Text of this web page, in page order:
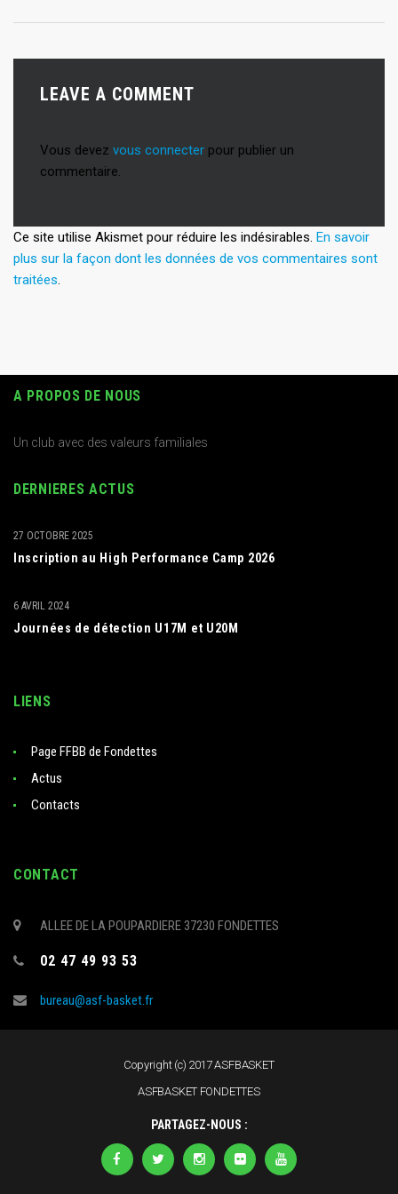
LEAVE A COMMENT
Vous devez vous connecter pour publier un
commentaire.
Ce site utilise Akismet pour réduire les indésirables. En savoir
plus sur la façon dont les données de vos commentaires sont
traitées.
A PROPOS DE NOUS
Un club avec des valeurs familiales
DERNIERES ACTUS
Inscription au High Performance Camp 2026
27 OCTOBRE 2025
Journées de détection U17M et U20M
6 AVRIL 2024
LIENS
Page FFBB de Fondettes
Actus
Contacts
CONTACT
ALLEE DE LA POUPARDIERE 37230 FONDETTES
02 47 49 93 53
bureau@asf-basket.fr
Copyright (c) 2017 ASFBASKET
ASFBASKET FONDETTES
PARTAGEZ-NOUS :